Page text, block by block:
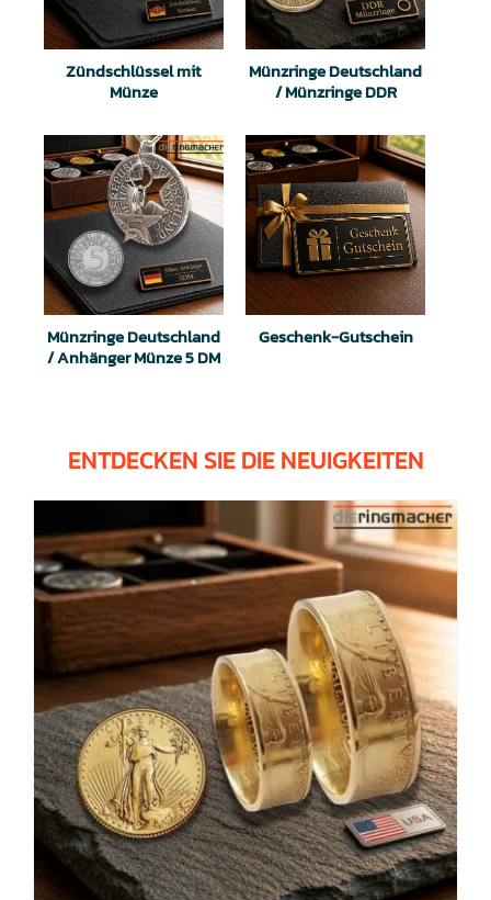
Zündschlüssel mit
Münze
Münzringe Deutschland
/ Münzringe DDR
Münzringe Deutschland
/ Anhänger Münze 5 DM
Geschenk-Gutschein
ENTDECKEN SIE DIE NEUIGKEITEN